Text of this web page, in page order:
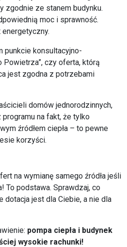
zgodnie ze stanem budynku.
moc i sprawność.
punkcie konsultacyjno-
Powietrza”, czy oferta, którą
jest zgodna z potrzebami
domów jednorodzinnych,
na fakt, że tylko
źródłem ciepła – to pewne
korzyści.
na wymianę samego źródła jeśli
To podstawa. Sprawdzaj, co
dotacja jest dla Ciebie, a nie dla
pompa ciepła i budynek
wysokie rachunki!